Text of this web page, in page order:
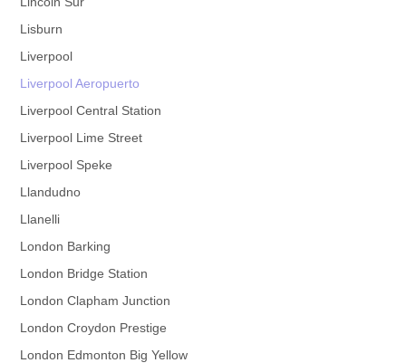
Lisburn
Liverpool
Liverpool Aeropuerto
Liverpool Central Station
Liverpool Lime Street
Liverpool Speke
Llandudno
Llanelli
London Barking
London Bridge Station
London Clapham Junction
London Croydon Prestige
London Edmonton Big Yellow